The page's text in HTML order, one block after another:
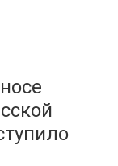
рубрики